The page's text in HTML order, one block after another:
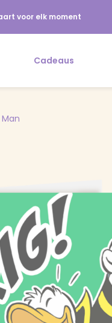
voor elk moment
Cadeaus
Man